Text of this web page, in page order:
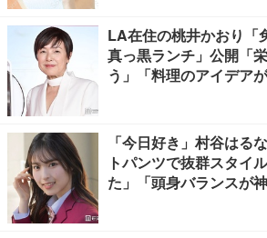
LA在住の桃井かおり「
真っ黒ランチ」公開「
う」「料理のアイデア
「今日好き」村谷はる
トパンツで抜群スタイ
た」「頭身バランスが